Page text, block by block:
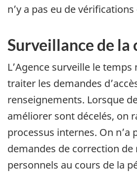
n’y a pas eu de
Surveillance de
L’Agence surveille le
traiter les demandes
renseignements. Lorsque
améliorer sont décelés, on
processus internes. On n’a
demandes de correction
personnels au cours de la